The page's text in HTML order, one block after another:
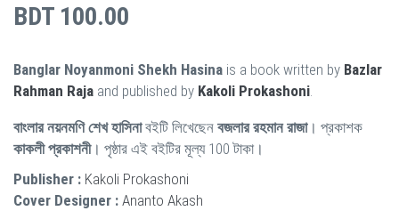
BDT 100.00
Banglar Noyanmoni Shekh Hasina is a book written by Bazlar
Rahman Raja and published by Kakoli Prokashoni
বাংলার নয়নমণি শেখ হাসিনাবইটি লিখেছেন বজলার রহমান রাজা। প্রকাশক
কাকলী প্রকাশনী। পৃষ্ঠার এই বইটির মূল্য 100 টাকা।
Publisher : Kakoli Prokashoni
Cover Designer : Ananto Akash